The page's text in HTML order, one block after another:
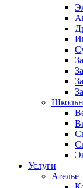
Услуги
Ателье